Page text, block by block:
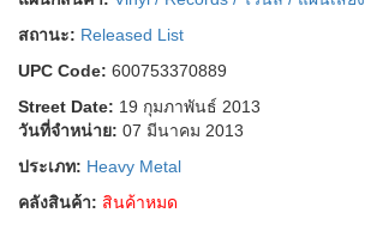
สถานะ: Released List
UPC Code: 600753370889
Street Date: 19 กุมภาพันธ์ 2013
วันที่จำหน่าย: 07 มีนาคม 2013
ประเภท: Heavy Metal
คลังสินค้า: สินค้าหมด